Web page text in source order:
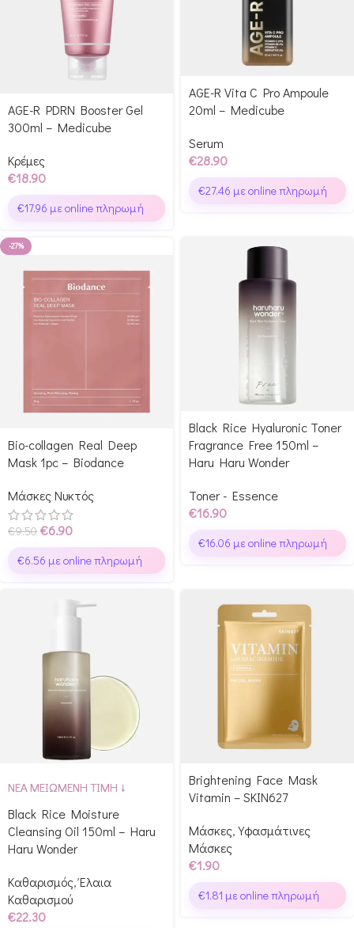
AGE-R PDRN Booster Gel
300ml – Medicube
Κρέμες
€18.90
€17.96 με online πληρωμή
AGE-R Vita C Pro Ampoule
20ml – Medicube
Serum
€28.90
€27.46 με online πληρωμή
-27%
Bio-collagen Real Deep
Mask 1pc – Biodance
Μάσκες Νυκτός
€9.50 €6.90
€6.56 με online πληρωμή
Black Rice Hyaluronic Toner
Fragrance Free 150ml –
Haru Haru Wonder
Toner - Essence
€16.90
€16.06 με online πληρωμή
ΝΕΑ ΜΕΙΩΜΕΝΗ ΤΙΜΗ ↓
Black Rice Moisture
Cleansing Oil 150ml – Haru
Haru Wonder
Καθαρισμός, Έλαια
Καθαρισμού
€22.30
Brightening Face Mask
Vitamin – SKIN627
Μάσκες, Υφασμάτινες
Μάσκες
€1.90
€1.81 με online πληρωμή